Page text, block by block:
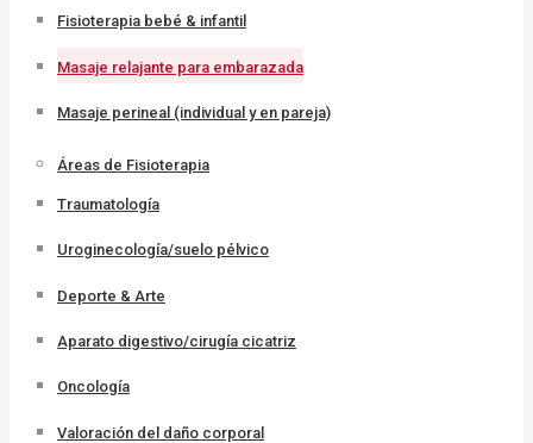
Fisioterapia bebé & infantil
Masaje relajante para embarazada
Masaje perineal (individual y en pareja)
Áreas de Fisioterapia
Traumatología
Uroginecología/suelo pélvico
Deporte & Arte
Aparato digestivo/cirugía cicatriz
Oncología
Valoración del daño corporal